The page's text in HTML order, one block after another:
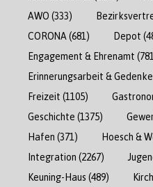
AWO (333)
CORONA (681) Depot
Engagement & Ehrenamt
Erinnerungsarbeit &
Freizeit (1105)
Geschichte (1375)
Hafen (371) Hoesch &
Integration (2267)
Keuning-Haus (489)